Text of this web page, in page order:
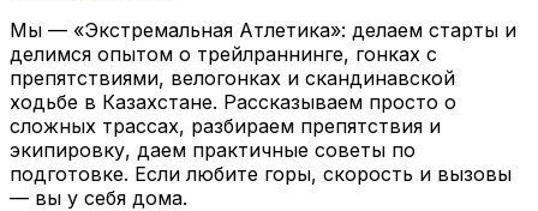
Мы — «Экстремальная Атлетика»: делаем старты и
делимся опытом о трейлраннинге, гонках с
препятствиями, велогонках и скандинавской
ходьбе в Казахстане. Рассказываем просто о
сложных трассах, разбираем препятствия и
экипировку, даем практичные советы по
подготовке. Если любите горы, скорость и вызовы
— вы у себя дома.